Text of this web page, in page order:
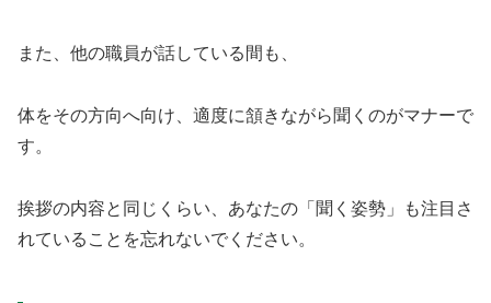
また、他の職員が話している間も、
体をその方向へ向け、適度に頷きながら聞くのがマナーで
す。
挨拶の内容と同じくらい、あなたの「聞く姿勢」も注目さ
れていることを忘れないでください。